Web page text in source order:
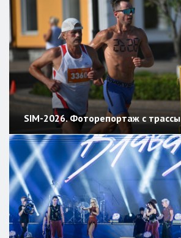
SIM-2026. Фоторепортаж с трассы